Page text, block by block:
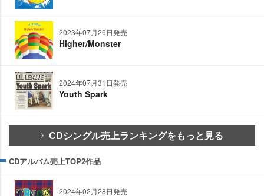
2023年07月26日発売
Higher/Monster
2024年07月31日発売
Youth Spark
CDシングル売上ランキングをもっと見る
CDアルバム売上TOP2作品
2024年02月28日発売